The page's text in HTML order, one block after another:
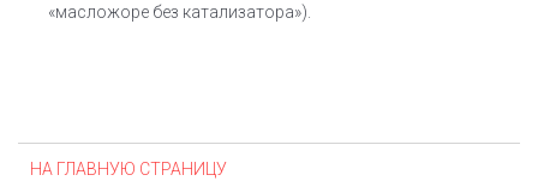
«масложоре без катализатора»).
НА ГЛАВНУЮ СТРАНИЦУ